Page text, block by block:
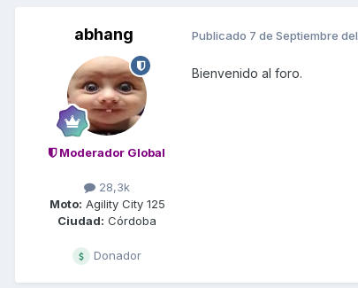
abhang
Moderador Global
28,3k
Moto: Agility City 125
Ciudad: Córdoba
Donador
Publicado 7 de Septiembre
Bienvenido al foro.